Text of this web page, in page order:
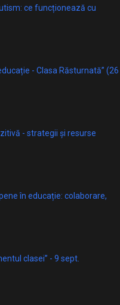
ce funcționează cu
- Clasa Răsturnată” (26
- strategii și resurse
în educație: colaborare,
clasei” - 9 sept.